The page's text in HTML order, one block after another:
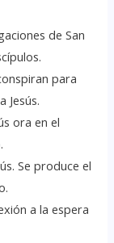
de San
para
Jesús.
ora en el
Se produce el
a la espera